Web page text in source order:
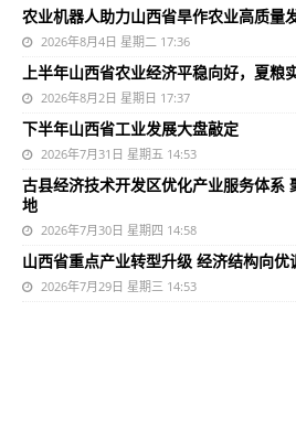
农业机器人助力山西省旱作农业高质量
2026年8月4日 星期二 17:36
上半年山西省农业经济平稳向好，夏粮
2026年8月2日 星期日 17:37
下半年山西省工业发展大盘敲定
2026年7月31日 星期五 14:53
古县经济技术开发区优化产业服务体系
地
2026年7月30日 星期四 14:58
山西省重点产业转型升级 经济结构向优
2026年7月29日 星期三 14:53